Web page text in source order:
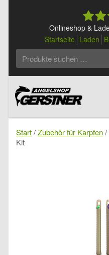
Onlineshop &
Startseite Laden
Start/Zubehör für Karpfen/
Kit